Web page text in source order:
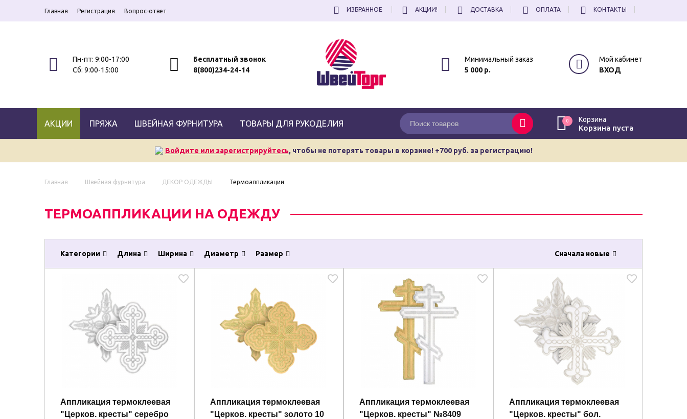
Главная Регистрация Вопрос-ответ ИЗБРАННОЕ АКЦИИ! ДОСТАВКА ОПЛАТА КОНТАКТЫ
Пн-пт: 9:00-17:00
Сб: 9:00-15:00
Бесплатный звонок
8(800)234-24-14
Минимальный заказ
5 000 р.
Мой кабинет
ВХОД
АКЦИИ ПРЯЖА ШВЕЙНАЯ ФУРНИТУРА ТОВАРЫ ДЛЯ РУКОДЕЛИЯ 0 Корзина
Корзина пуста
Войдите или зарегистрируйтесь, чтобы не потерять товары в корзине! +700 руб. за регистрацию!
Главная Швейная фурнитура ДЕКОР ОДЕЖДЫ Термоаппликации
ТЕРМОАППЛИКАЦИИ НА ОДЕЖДУ
Категории Длина Ширина Диаметр Размер Сначала новые
Аппликация термоклеевая
"Церков. кресты" серебро
Аппликация термоклеевая
"Церков. кресты" золото 10
Аппликация термоклеевая
"Церков. кресты" №8409
Аппликация термоклеевая
"Церков. кресты" бол.